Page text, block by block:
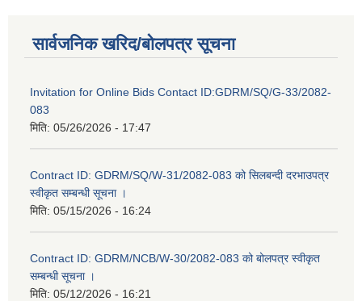
सार्वजनिक खरिद/बोलपत्र सूचना
Invitation for Online Bids Contact ID:GDRM/SQ/G-33/2082-
083
मिति: 05/26/2026 - 17:47
Contract ID: GDRM/SQ/W-31/2082-083 को सिलबन्दी दरभाउपत्र
स्वीकृत सम्बन्धी सूचना ।
मिति: 05/15/2026 - 16:24
Contract ID: GDRM/NCB/W-30/2082-083 को बोलपत्र स्वीकृत
सम्बन्धी सूचना ।
मिति: 05/12/2026 - 16:21